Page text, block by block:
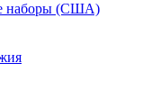
наборы (США)